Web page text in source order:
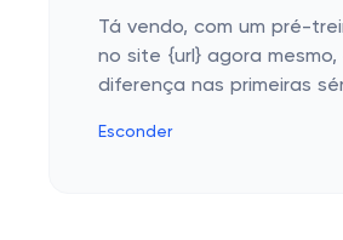
Tá vendo, com um pré-
no site {url} agora
diferença nas primeiras
Esconder